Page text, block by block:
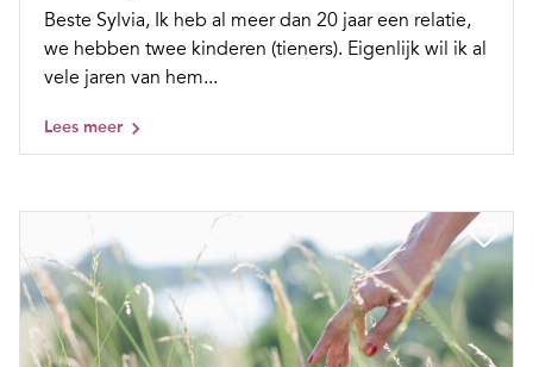
Beste Sylvia, Ik heb al meer dan 20 jaar een relatie,
we hebben twee kinderen (tieners). Eigenlijk wil ik al
vele jaren van hem...
Lees meer